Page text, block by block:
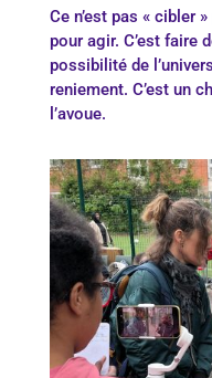
Ce n’est pas « cibler
pour agir. C’est faire
possibilité de
reniement. C’est un
l’avoue.